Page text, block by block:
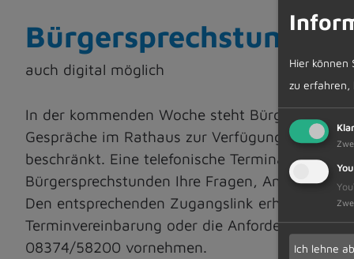
Bürgersprechstunden
auch digital möglich
In der kommenden Woche steht
Gespräche im Rathaus zur Verfügung. Die
beschränkt. Eine telefonische
Bürgersprechstunden Ihre Fragen,
Den entsprechenden Zugangslink erhalten Sie
Terminvereinbarung oder die Anforderung des
08374/58200 vornehmen.
Hier können
zu erfahren,
Ich lehne ab